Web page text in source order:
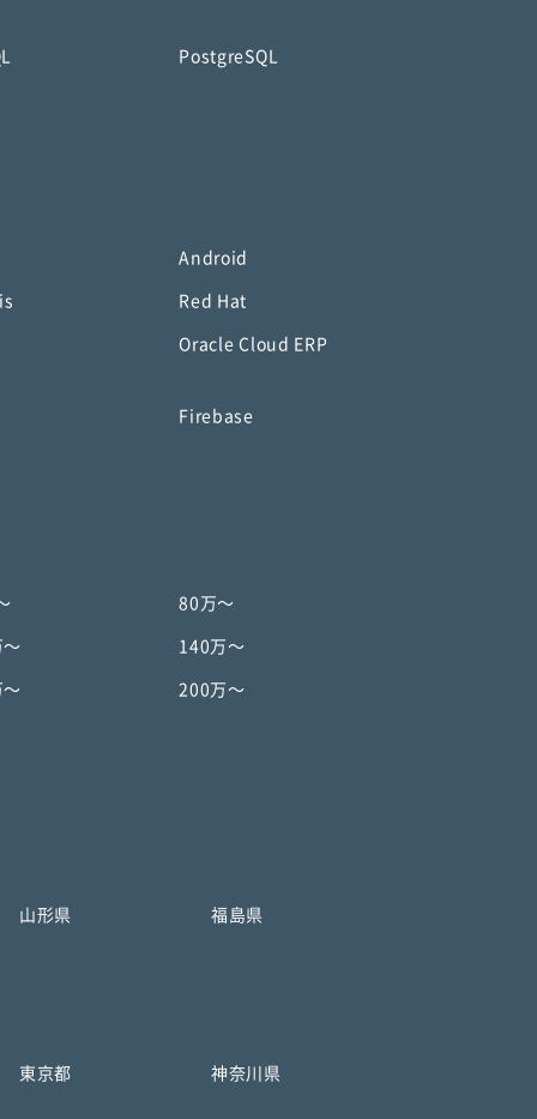
PostgreSQL
Android
Red Hat
Oracle Cloud ERP
Firebase
80万〜
〜 140万〜
〜 200万〜
山形県 福島県
東京都 神奈川県